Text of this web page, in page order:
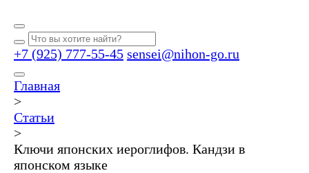
+7 (925) 777-55-45 sensei@nihon-go.ru
Главная
>
Статьи
>
Ключи японских иероглифов. Кандзи в
японском языке